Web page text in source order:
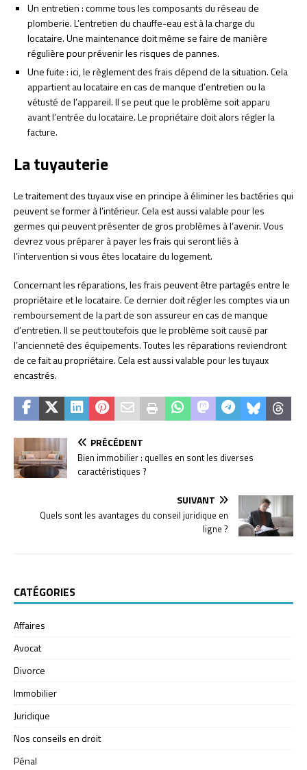
Un entretien : comme tous les composants du réseau de
plomberie. L’entretien du chauffe-eau est à la charge du
locataire. Une maintenance doit même se faire de manière
régulière pour prévenir les risques de pannes.
Une fuite : ici, le règlement des frais dépend de la situation. Cela
appartient au locataire en cas de manque d’entretien ou la
vétusté de l’appareil. Il se peut que le problème soit apparu
avant l’entrée du locataire. Le propriétaire doit alors régler la
facture.
La tuyauterie
Le traitement des tuyaux vise en principe à éliminer les bactéries qui
peuvent se former à l’intérieur. Cela est aussi valable pour les
germes qui peuvent présenter de gros problèmes à l’avenir. Vous
devrez vous préparer à payer les frais qui seront liés à
l’intervention si vous êtes locataire du logement.
Concernant les réparations, les frais peuvent être partagés entre le
propriétaire et le locataire. Ce dernier doit régler les comptes via un
remboursement de la part de son assureur en cas de manque
d’entretien. Il se peut toutefois que le problème soit causé par
l’ancienneté des équipements. Toutes les réparations reviendront
de ce fait au propriétaire. Cela est aussi valable pour les tuyaux
encastrés.
PRÉCÉDENT
Bien immobilier : quelles en sont les diverses
caractéristiques ?
SUIVANT
Quels sont les avantages du conseil juridique en
ligne ?
CATÉGORIES
Affaires
Avocat
Divorce
Immobilier
Juridique
Nos conseils en droit
Pénal